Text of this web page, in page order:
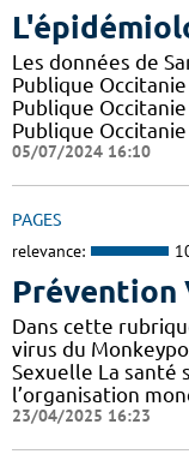
Les données de
Publique
Publique
Publique
05/07/2024 16:10
PAGES
relevance:
Prévention
Dans cette
virus du
Sexuelle La santé
l’organisation
23/04/2025 16:23